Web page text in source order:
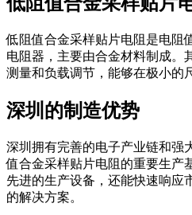
低阻值合金采样贴片电阻是电阻
电阻器，主要由合金材料制成。
测量和负载调节，能够在极小的
深圳的制造优势
深圳拥有完善的电子产业链和强
值合金采样贴片电阻的重要生产
先进的生产设备，还能快速响应
的解决方案。